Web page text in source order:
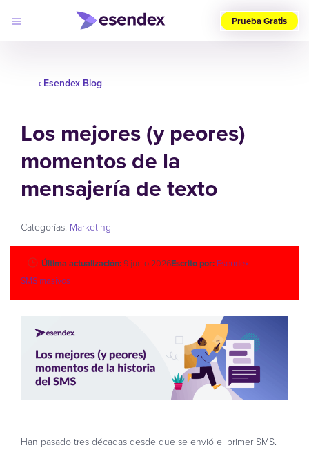
país
Productos
Soluciones
Precios
Por qué
elegirnos
Log
in
Prueba Gratis
‹ Esendex Blog
Los mejores (y peores)
momentos de la
mensajería de texto
Categorías: Marketing
Última actualización:9 junio 2026Escrito por: Esendex
SMS masivos
Han pasado tres décadas desde que se envió el primer SMS.